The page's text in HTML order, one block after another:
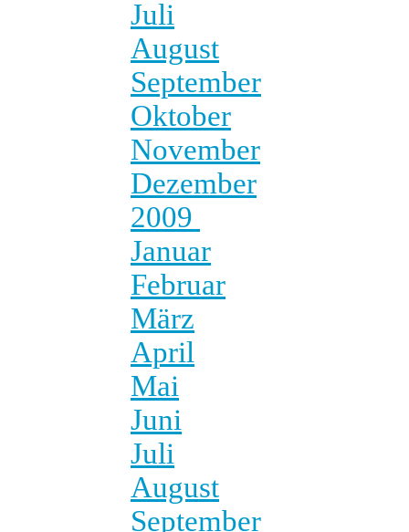
Juli
August
September
Oktober
November
Dezember
2009
Januar
Februar
März
April
Mai
Juni
Juli
August
September